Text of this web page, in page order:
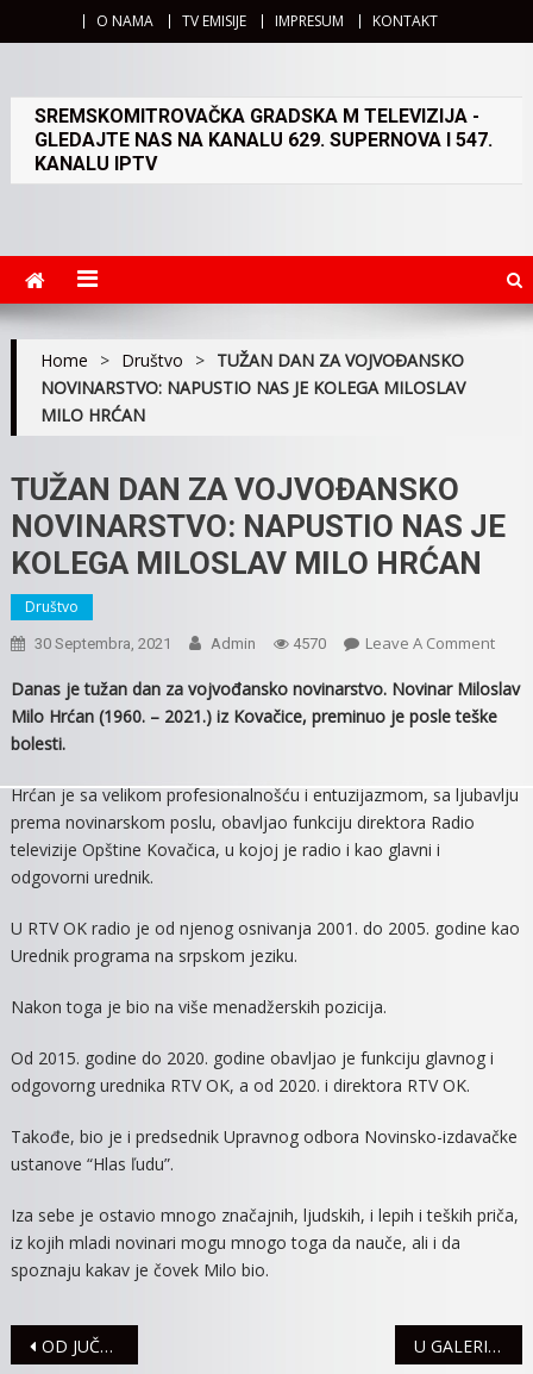
O NAMA TV EMISIJE IMPRESUM KONTAKT
SREMSKOMITROVAČKA GRADSKA M TELEVIZIJA -
GLEDAJTE NAS NA KANALU 629. SUPERNOVA I 547.
KANALU IPTV
Home > Društvo > TUŽAN DAN ZA VOJVOĐANSKO
NOVINARSTVO: NAPUSTIO NAS JE KOLEGA MILOSLAV
MILO HRĆAN
TUŽAN DAN ZA VOJVOĐANSKO
NOVINARSTVO: NAPUSTIO NAS JE
KOLEGA MILOSLAV MILO HRĆAN
Društvo
30 Septembra, 2021 Admin 4570 Leave A CommentOn
DAN
ZA
MILO
Danas je tužan dan za vojvođansko novinarstvo. Novinar Miloslav
Milo Hrćan (1960. – 2021.) iz Kovačice, preminuo je posle teške
bolesti.
Hrćan je sa velikom profesionalnošću i entuzijazmom, sa ljubavlju
prema novinarskom poslu, obavljao funkciju direktora Radio
televizije Opštine Kovačica, u kojoj je radio i kao glavni i
odgovorni urednik.
U RTV OK radio je od njenog osnivanja 2001. do 2005. godine kao
Urednik programa na srpskom jeziku.
Nakon toga je bio na više menadžerskih pozicija.
Od 2015. godine do 2020. godine obavljao je funkciju glavnog i
odgovorng urednika RTV OK, a od 2020. i direktora RTV OK.
Takođe, bio je i predsednik Upravnog odbora Novinsko-izdavačke
ustanove “Hlas ľudu”.
Iza sebe je ostavio mnogo značajnih, ljudskih, i lepih i teških priča,
iz kojih mladi novinari mogu mnogo toga da nauče, ali i da
spoznaju kakav je čovek Milo bio.
Navigacija
OD JUČE TRI SAOBRAĆAJNE NEZGODE U GALERIJI OTVORENA IZLOŽBA SLIKA BRANISLAVA MIOKOVIĆA